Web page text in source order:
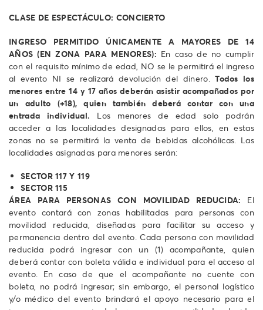
CLASE DE ESPECTÁCULO: CONCIERTO
INGRESO PERMITIDO ÚNICAMENTE A MAYORES DE 14
AÑOS (EN ZONA PARA MENORES): En caso de no cumplir
con el requisito mínimo de edad, NO se le permitirá el ingreso
al evento NI se realizará devolución del dinero.Todos los
menores entre 14 y 17 años deberán asistir acompañados por
un adulto (+18), quien también deberá contar con una
entrada individual. Los menores de edad solo podrán
acceder a las localidades designadas para ellos, en estas
zonas no se permitirá la venta de bebidas alcohólicas. Las
localidades asignadas para menores serán:
SECTOR 117 Y 119
SECTOR 115
ÁREA PARA PERSONAS CON MOVILIDAD REDUCIDA: El
evento contará con zonas habilitadas para personas con
movilidad reducida, diseñadas para facilitar su acceso y
permanencia dentro del evento. Cada persona con movilidad
reducida podrá ingresar con un (1) acompañante, quien
deberá contar con boleta válida e individual para el acceso al
evento. En caso de que el acompañante no cuente con
boleta, no podrá ingresar; sin embargo, el personal logístico
y/o médico del evento brindará el apoyo necesario para el